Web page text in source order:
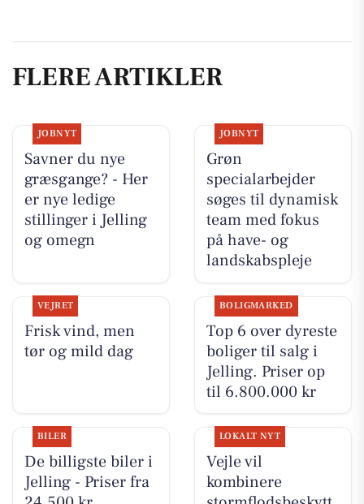
FLERE ARTIKLER
JOBNYT
Savner du nye
græsgange? - Her
er nye ledige
stillinger i Jelling
og omegn
JOBNYT
Grøn
specialarbejder
søges til dynamisk
team med fokus
på have- og
landskabspleje
VEJRET
Frisk vind, men
tør og mild dag
BOLIGMARKED
Top 6 over dyreste
boliger til salg i
Jelling. Priser op
til 6.800.000 kr
BILER
De billigste biler i
Jelling - Priser fra
LOKALT NYT
Vejle vil
kombinere